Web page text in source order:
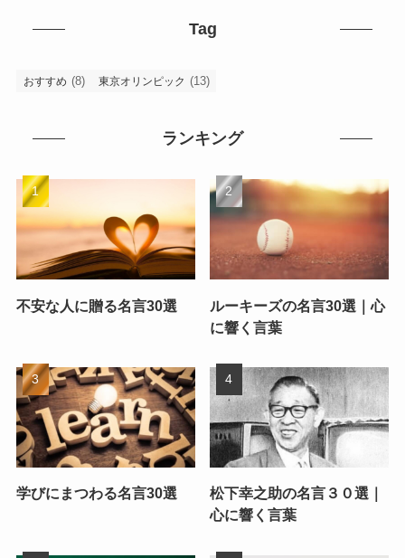
Tag
おすすめ (8) 東京オリンピック (13)
ランキング
不安な人に贈る名言30選
ルーキーズの名言30選｜心
に響く言葉
学びにまつわる名言30選
松下幸之助の名言３０選｜
心に響く言葉